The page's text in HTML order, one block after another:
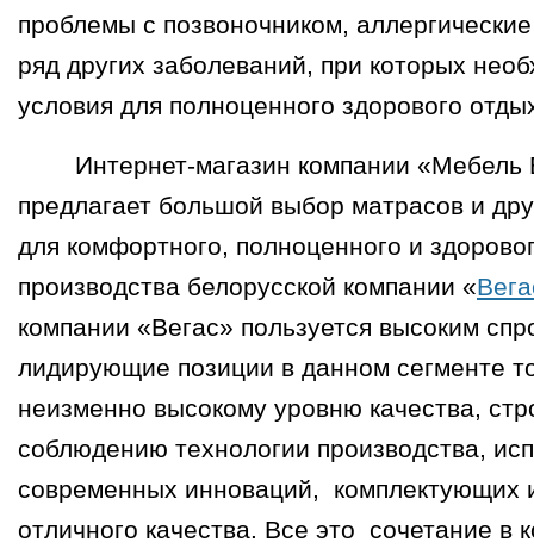
проблемы с позвоночником,
ряд других заболеваний, при которых
условия для полноценного здорового
Интернет-магазин компании «Мебель
предлагает большой выбор матрасов и
для комфортного, полноценного и
производства белорусской компании «
компании «Вегас» пользуется высоким
лидирующие позиции в данном сегменте
неизменно высокому уровню качества,
соблюдению технологии производства,
современных инноваций, комплектующих
отличного качества. Все это сочетание в